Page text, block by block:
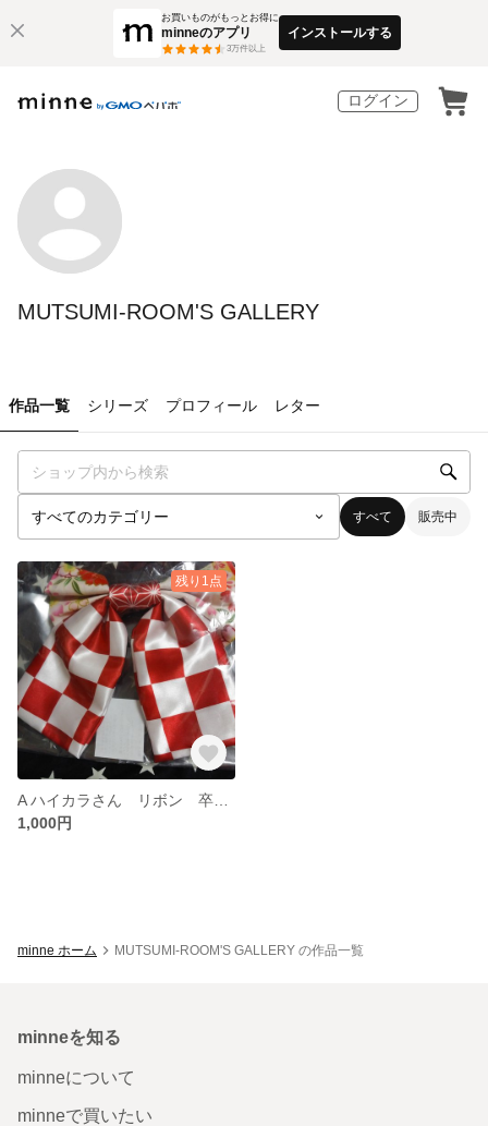
お買いものがもっとお得に
minneのアプリ
3万件以上
インストールする
ログイン
MUTSUMI-ROOM'S GALLERY
作品一覧 シリーズ プロフィール レター
すべて 販売中
残り1点
1,000円
minne ホーム MUTSUMI-ROOM'S GALLERY の作品一覧
minneを知る
minneについて
minneで買いたい